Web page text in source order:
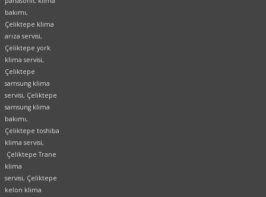
bakımı,
Çeliktepe klima
arıza servisi,
Çeliktepe york
klima servisi,
Çeliktepe
samsung klima
servisi, Çeliktepe
samsung klima
bakımı,
Çeliktepe toshiba
klima servisi,
Çeliktepe Trane
klima
servisi, Çeliktepe
kelon klima